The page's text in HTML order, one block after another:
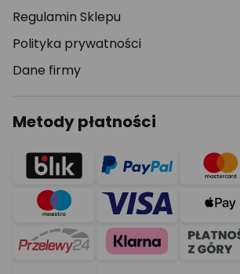
Regulamin Sklepu
Polityka prywatności
Dane firmy
Metody płatności